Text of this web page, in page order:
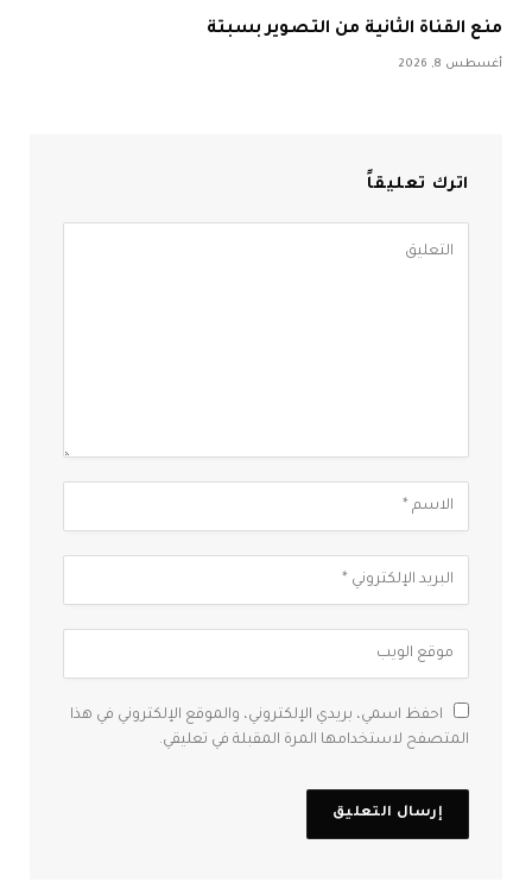
منع القناة الثانية من التصوير بسبتة
أغسطس 8, 2026
اترك تعليقاً
احفظ اسمي، بريدي الإلكتروني، والموقع الإلكتروني في هذا
المتصفح لاستخدامها المرة المقبلة في تعليقي.